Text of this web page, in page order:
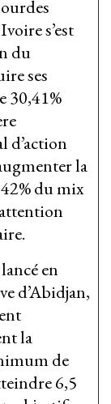
s’est
du
ses
30,41%
d’action
la
du mix
en
d’Abidjan,
la
de
6,5